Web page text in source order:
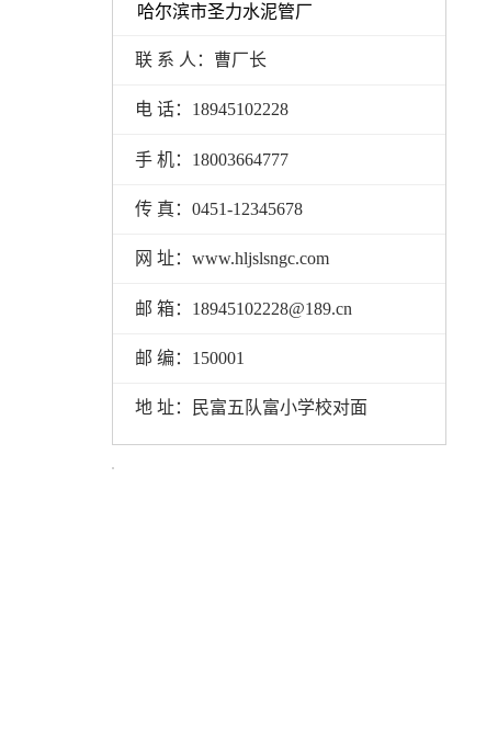
哈尔滨市圣力水泥管厂
联 系 人：曹厂长
电 话：18945102228
手 机：18003664777
传 真：0451-12345678
网 址：www.hljslsngc.com
邮 箱：18945102228@189.cn
邮 编：150001
地 址：民富五队富小学校对面